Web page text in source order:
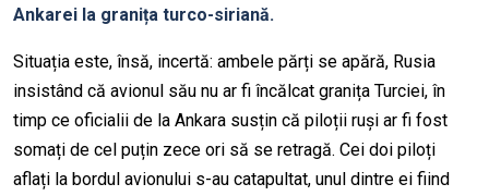
Ankarei la granița turco-siriană.
Situația este, însă, incertă: ambele părți se apără, Rusia
insistând că avionul său nu ar fi încălcat granița Turciei, în
timp ce oficialii de la Ankara susțin că piloții ruși ar fi fost
somați de cel puțin zece ori să se retragă. Cei doi piloți
aflați la bordul avionului s-au catapultat, unul dintre ei fiind